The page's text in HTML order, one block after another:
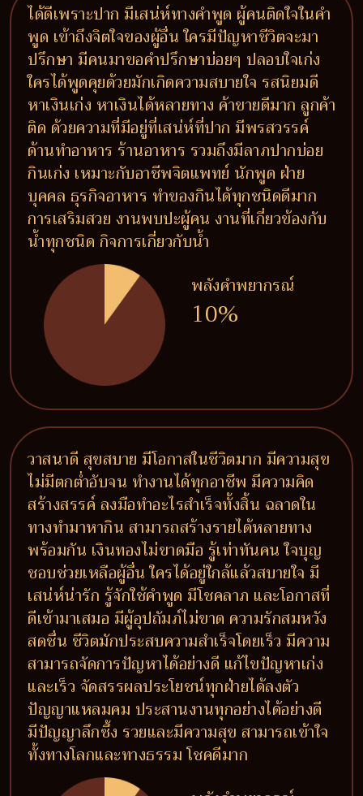
ได้ดีเพราะปาก มีเสน่ห์ทางคำพูด ผู้คนติดใจในคำ
พูด เข้าถึงจิตใจของผู้อื่น ใครมีปัญหาชีวิตจะมา
ปรึกษา มีคนมาขอคำปรึกษาบ่อยๆ ปลอบใจเก่ง
ใครได้พูดคุยด้วยมักเกิดความสบายใจ รสนิยมดี
หาเงินเก่ง หาเงินได้หลายทาง ค้าขายดีมาก ลูกค้า
ติด ด้วยความที่มีอยู่ที่เสน่ห์ที่ปาก มีพรสวรรค์
ด้านทำอาหาร ร้านอาหาร รวมถึงมีลาภปากบ่อย
กินเก่ง เหมาะกับอาชีพจิตแพทย์ นักพูด ฝ่าย
บุคคล ธุรกิจอาหาร ทำของกินได้ทุกชนิดดีมาก
การเสริมสวย งานพบปะผู้คน งานที่เกี่ยวข้องกับ
น้ำทุกชนิด กิจการเกี่ยวกับน้ำ
พลังคำพยากรณ์
10%
วาสนาดี สุขสบาย มีโอกาสในชีวิตมาก มีความสุข
ไม่มีตกต่ำอับจน ทำงานได้ทุกอาชีพ มีความคิด
สร้างสรรค์ ลงมือทำอะไรสำเร็จทั้งสิ้น ฉลาดใน
ทางทำมาหากิน สามารถสร้างรายได้หลายทาง
พร้อมกัน เงินทองไม่ขาดมือ รู้เท่าทันคน ใจบุญ
ชอบช่วยเหลือผู้อื่น ใครได้อยู่ใกล้แล้วสบายใจ มี
เสน่ห์น่ารัก รู้จักใช้คำพูด มีโชคลาภ และโอกาสที่
ดีเข้ามาเสมอ มีผู้อุปถัมภ์ไม่ขาด ความรักสมหวัง
สดชื่น ชีวิตมักประสบความสำเร็จโดยเร็ว มีความ
สามารถจัดการปัญหาได้อย่างดี แก้ไขปัญหาเก่ง
และเร็ว จัดสรรผลประโยชน์ทุกฝ่ายได้ลงตัว
ปัญญาแหลมคม ประสานงานทุกอย่างได้อย่างดี
มีปัญญาลึกซึ้ง รวยและมีความสุข สามารถเข้าใจ
ทั้งทางโลกและทางธรรม โชคดีมาก